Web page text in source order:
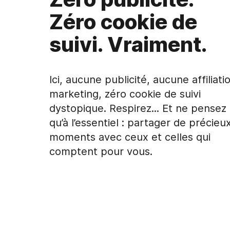
Zéro cookie de
suivi. Vraiment.
Ici, aucune publicité, aucune
marketing, zéro cookie de suivi
dystopique. Respirez... Et ne pensez
qu’à l’essentiel : partager de
moments avec ceux et celles qui
comptent pour vous.